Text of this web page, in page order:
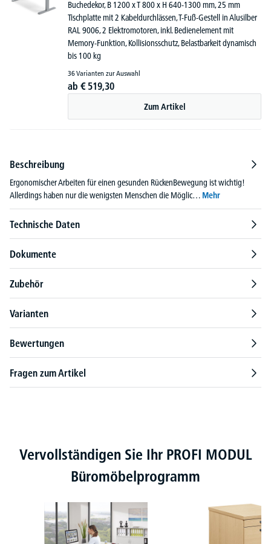
Buchedekor, B 1200 x T 800 x H 640-1300 mm, 25 mm
Tischplatte mit 2 Kabeldurchlässen, T-Fuß-Gestell in Alusilber
RAL 9006, 2 Elektromotoren, inkl. Bedienelement mit
Memory-Funktion, Kollisionsschutz, Belastbarkeit dynamisch
bis 100 kg
36 Varianten zur Auswahl
ab € 519,30
Zum Artikel
Beschreibung
Ergonomischer Arbeiten für einen gesunden RückenBewegung ist wichtig!
Allerdings haben nur die wenigsten Menschen die Möglic… Mehr
Technische Daten
Dokumente
Zubehör
Varianten
Bewertungen
Fragen zum Artikel
Produktgalerie überspringen
Vervollständigen Sie Ihr PROFI MODUL
Büromöbelprogramm